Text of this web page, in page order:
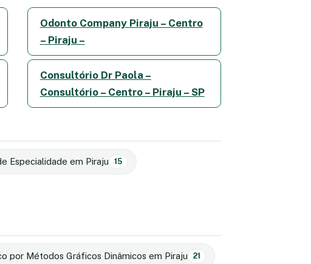
Odonto Company Piraju – Centro
– Piraju –
Consultório Dr Paola –
Consultório – Centro – Piraju – SP
Especialidade em Piraju 15
por Métodos Gráficos Dinâmicos em Piraju 21